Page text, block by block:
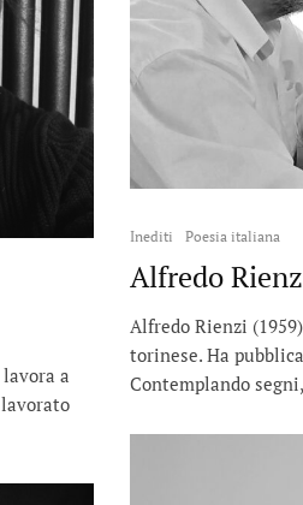
a
Inediti Poesia italiana
Alfredo
Alfredo Rienzi
torinese. Ha
Contemplando